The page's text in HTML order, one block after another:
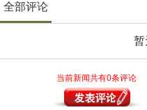
全部评论
暂
当前新闻共有0条评论